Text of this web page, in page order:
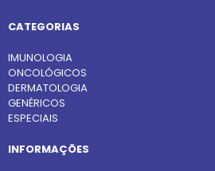
CATEGORIAS
IMUNOLOGIA
ONCOLÓGICOS
DERMATOLOGIA
GENÉRICOS
ESPECIAIS
INFORMAÇÕES